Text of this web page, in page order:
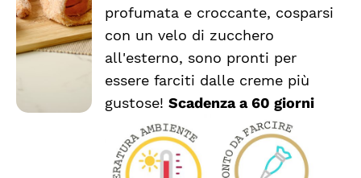
DETTAGLI
profumata e croccante, cosparsi
con un velo di zucchero
all'esterno, sono pronti per
essere farciti dalle creme più
gustose!Scadenza a 60 giorni